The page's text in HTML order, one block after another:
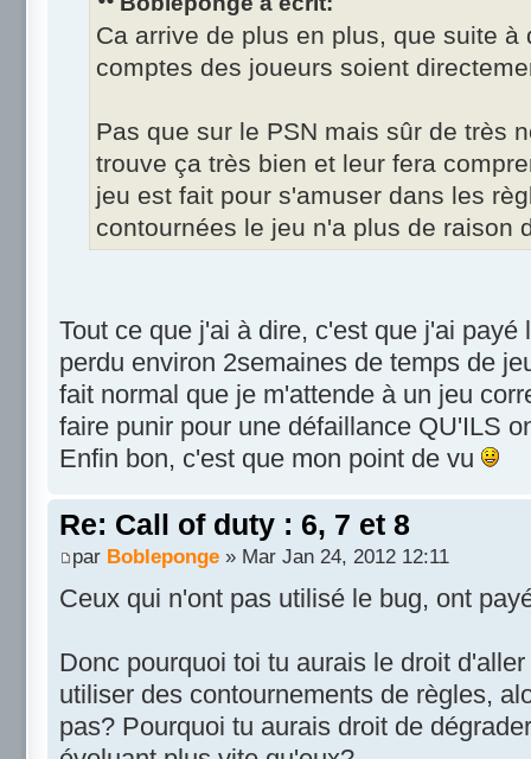
Ca arrive de plus en plus, que suite
comptes des joueurs soient
Pas que sur le PSN mais sûr de très
trouve ça très bien et leur fera
jeu est fait pour s'amuser dans les
contournées le jeu n'a plus de raison
Tout ce que j'ai à dire, c'est que j'ai payé
perdu environ 2semaines de temps de
fait normal que je m'attende à un jeu
faire punir pour une défaillance QU'ILS
Enfin bon, c'est que mon point de vu
Re: Call of duty : 6, 7 et 8
par Bobleponge » Mar Jan 24, 2012 12:11
Ceux qui n'ont pas utilisé le bug, ont
Donc pourquoi toi tu aurais le droit
utiliser des contournements de règles,
pas? Pourquoi tu aurais droit de